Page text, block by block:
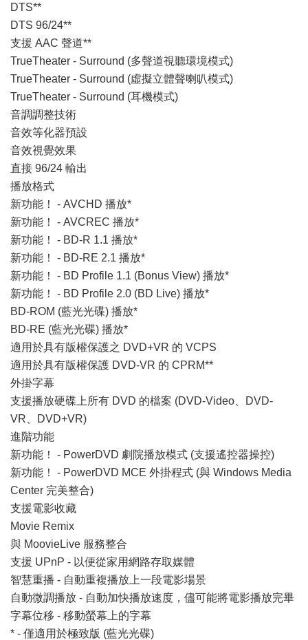
DTS**
DTS 96/24**
支援 AAC 聲道**
TrueTheater - Surround (多聲道視聽環境模式)
TrueTheater - Surround (虛擬立體聲喇叭模式)
TrueTheater - Surround (耳機模式)
音調調整技術
音效等化器預設
音效視覺效果
直接 96/24 輸出
播放格式
新功能！ - AVCHD 播放*
新功能！ - AVCREC 播放*
新功能！ - BD-R 1.1 播放*
新功能！ - BD-RE 2.1 播放*
新功能！ - BD Profile 1.1 (Bonus View) 播放*
新功能！ - BD Profile 2.0 (BD Live) 播放*
BD-ROM (藍光光碟) 播放*
BD-RE (藍光光碟) 播放*
適用於具有版權保護之 DVD+VR 的 VCPS
適用於具有版權保護 DVD-VR 的 CPRM**
外掛字幕
支援播放硬碟上所有 DVD 的檔案 (DVD-Video、DVD-
VR、DVD+VR)
進階功能
新功能！ - PowerDVD 劇院播放模式 (支援遙控器操控)
新功能！ - PowerDVD MCE 外掛程式 (與 Windows Media
Center 完美整合)
支援電影收藏
Movie Remix
與 MoovieLive 服務整合
支援 UPnP - 以便從家用網路存取媒體
智慧重播 - 自動重複播放上一段電影場景
自動微調播放 - 自動加快播放速度，儘可能將電影播放完畢
字幕位移 - 移動螢幕上的字幕
* - 僅適用於極致版 (藍光光碟)